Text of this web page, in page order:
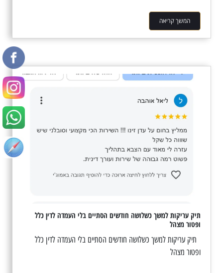
המשך קריאה
תיק עריקות למשך כשלושה חודשים הסתיים בלי העמדה לדין כלל
ופטור מצהל
תיק עריקות למשך כשלושה חודשים הסתיים בלי העמדה לדין כלל
ופטור מצהל